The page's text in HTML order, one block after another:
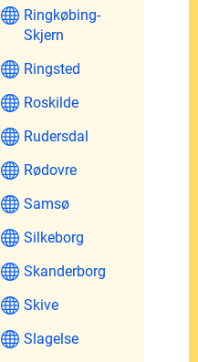
Ringkøbing-
Skjern
Ringsted
Roskilde
Rudersdal
Rødovre
Samsø
Silkeborg
Skanderborg
Skive
Slagelse